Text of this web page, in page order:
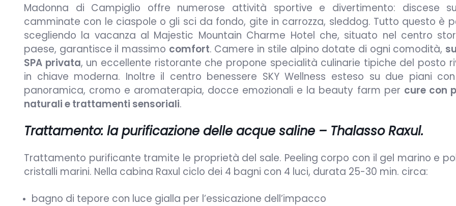
Madonna di Campiglio offre numerose attività sportive e divertimento: discese
camminate con le ciaspole o gli sci da fondo, gite in carrozza, sleddog. Tutto questo è
scegliendo la vacanza al Majestic Mountain Charme Hotel che, situato nel centro
paese, garantisce il massimo comfort. Camere in stile alpino dotate di ogni comodità,
SPA privata, un eccellente ristorante che propone specialità culinarie tipiche del posto
in chiave moderna. Inoltre il centro benessere SKY Wellness esteso su due piani
panoramica, cromo e aromaterapia, docce emozionali e la beauty farm per cure con
naturali e trattamenti sensoriali.
Trattamento: la purificazione delle acque saline – Thalasso Raxul.
Trattamento purificante tramite le proprietà del sale. Peeling corpo con il gel marino e
cristalli marini. Nella cabina Raxul ciclo dei 4 bagni con 4 luci, durata 25-30 min. circa:
bagno di tepore con luce gialla per l’essicazione dell’impacco